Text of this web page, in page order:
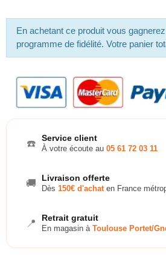
En achetant ce produit vous gagnerez
programme de fidélité. Votre panier
☎️ Service client
À votre écoute au 05 61 72 03 11
🚚 Livraison offerte
Dès 150€ d'achaten France
📍 Retrait gratuit
En magasin à Toulouse Portet/